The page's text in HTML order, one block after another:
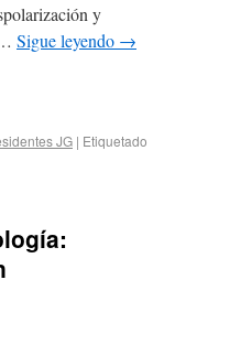
y
Sigue leyendo →
JG | Etiquetado